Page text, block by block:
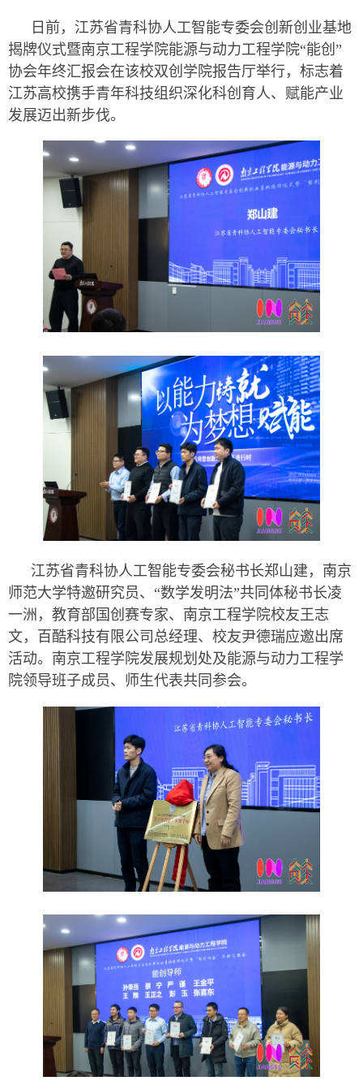
日前，江苏省青科协人工智能专委会创新创业基地
揭牌仪式暨南京工程学院能源与动力工程学院“能创”
协会年终汇报会在该校双创学院报告厅举行，标志着
江苏高校携手青年科技组织深化科创育人、赋能产业
发展迈出新步伐。
江苏省青科协人工智能专委会秘书长郑山建，南京
师范大学特邀研究员、“数学发明法”共同体秘书长凌
一洲，教育部国创赛专家、南京工程学院校友王志
文，百酷科技有限公司总经理、校友尹德瑞应邀出席
活动。南京工程学院发展规划处及能源与动力工程学
院领导班子成员、师生代表共同参会。